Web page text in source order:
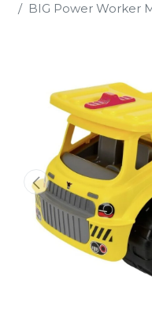
BIG Power Worker